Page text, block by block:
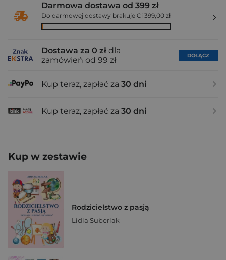
Darmowa dostawa od 399 zł
Do darmowej dostawy brakuje Ci 399,00 zł
Dostawa za 0 zł dla
zamówień od 99 zł
DOŁĄCZ
Kup teraz, zapłać za 30 dni
Kup teraz, zapłać za 30 dni
Kup w zestawie
Rodzicielstwo z pasją
Lidia Suberlak